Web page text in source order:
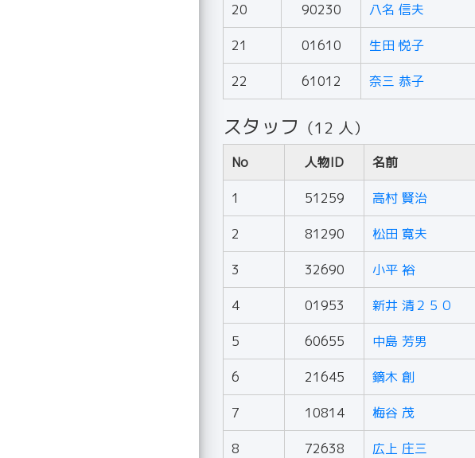
20 90230 八名 信夫
21 01610 生田 悦子
22 61012 奈三 恭子
スタッフ （12 人）
No 人物ID 名前
1 51259 高村 賢治
2 81290 松田 寛夫
3 32690 小平 裕
4 01953 新井 清２５０
5 60655 中島 芳男
6 21645 鏑木 創
7 10814 梅谷 茂
8 72638 広上 庄三